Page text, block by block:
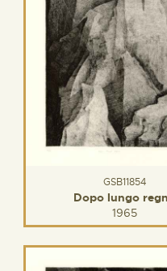
GSB11854
Dopo lungo
1965